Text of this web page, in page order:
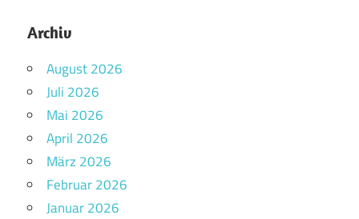
Archiv
August 2026
Juli 2026
Mai 2026
April 2026
März 2026
Februar 2026
Januar 2026